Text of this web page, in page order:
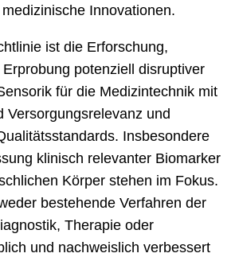
Innovationen.
ist die Erforschung,
potenziell disruptiver
für die Medizintechnik mit
Versorgungsrelevanz und
Insbesondere
klinisch relevanter Biomarker
Körper stehen im Fokus.
bestehende Verfahren der
Therapie oder
und nachweislich verbessert